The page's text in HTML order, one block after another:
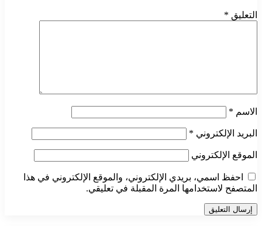
التعليق *
الاسم *
البريد الإلكتروني *
الموقع الإلكتروني
احفظ اسمي، بريدي الإلكتروني، والموقع الإلكتروني في هذا
المتصفح لاستخدامها المرة المقبلة في تعليقي.